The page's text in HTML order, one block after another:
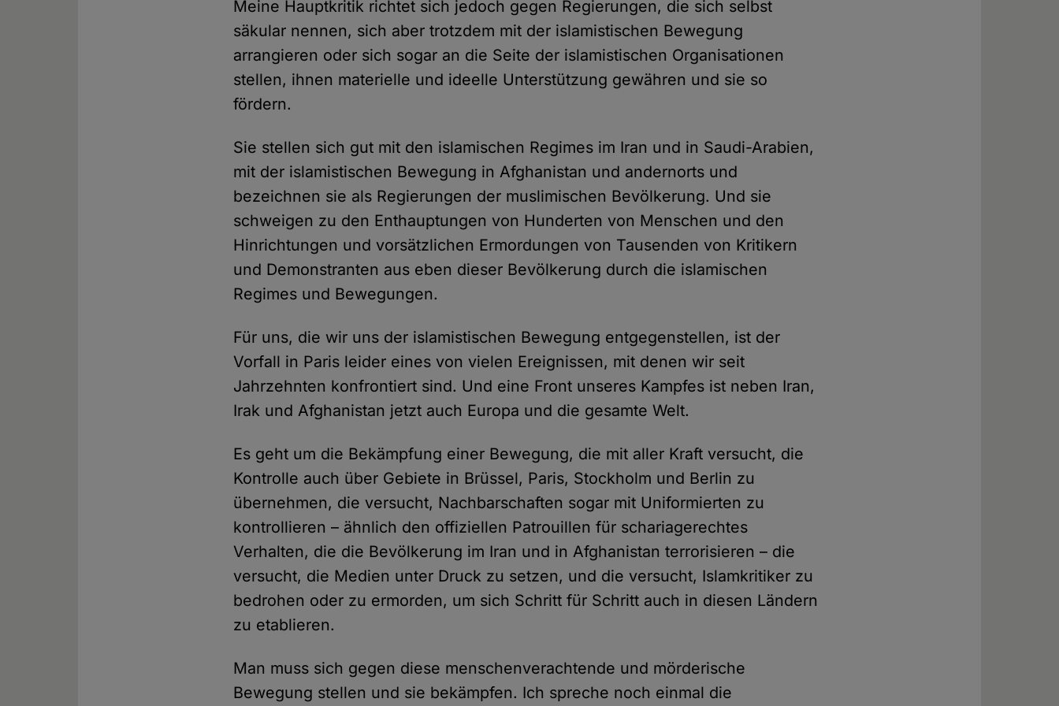
Meine Hauptkritik richtet sich jedoch gegen Regierungen, die sich selbst
säkular nennen, sich aber trotzdem mit der islamistischen Bewegung
arrangieren oder sich sogar an die Seite der islamistischen Organisationen
stellen, ihnen materielle und ideelle Unterstützung gewähren und sie so
fördern.
Sie stellen sich gut mit den islamischen Regimes im Iran und in Saudi-Arabien,
mit der islamistischen Bewegung in Afghanistan und andernorts und
bezeichnen sie als Regierungen der muslimischen Bevölkerung. Und sie
schweigen zu den Enthauptungen von Hunderten von Menschen und den
Hinrichtungen und vorsätzlichen Ermordungen von Tausenden von Kritikern
und Demonstranten aus eben dieser Bevölkerung durch die islamischen
Regimes und Bewegungen.
Für uns, die wir uns der islamistischen Bewegung entgegenstellen, ist der
Vorfall in Paris leider eines von vielen Ereignissen, mit denen wir seit
Jahrzehnten konfrontiert sind. Und eine Front unseres Kampfes ist neben Iran,
Irak und Afghanistan jetzt auch Europa und die gesamte Welt.
Es geht um die Bekämpfung einer Bewegung, die mit aller Kraft versucht, die
Kontrolle auch über Gebiete in Brüssel, Paris, Stockholm und Berlin zu
übernehmen, die versucht, Nachbarschaften sogar mit Uniformierten zu
kontrollieren – ähnlich den offiziellen Patrouillen für schariagerechtes
Verhalten, die die Bevölkerung im Iran und in Afghanistan terrorisieren – die
versucht, die Medien unter Druck zu setzen, und die versucht, Islamkritiker zu
bedrohen oder zu ermorden, um sich Schritt für Schritt auch in diesen Ländern
zu etablieren.
Man muss sich gegen diese menschenverachtende und mörderische
Bewegung stellen und sie bekämpfen. Ich spreche noch einmal die